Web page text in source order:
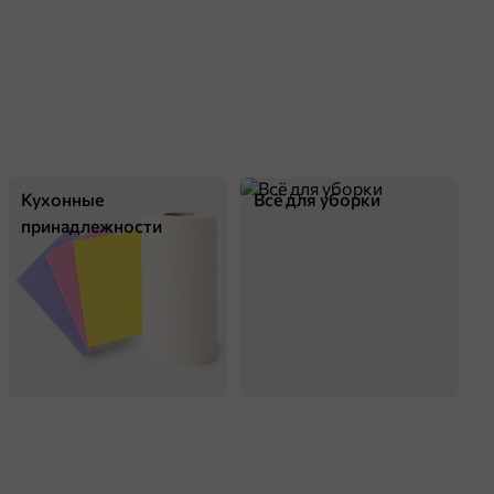
Кухонные
принадлежности
Всё для уборки